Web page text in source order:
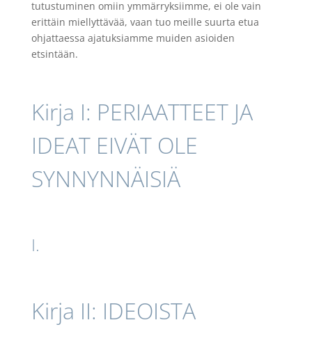
tutustuminen omiin ymmärryksiimme, ei ole vain
erittäin miellyttävää, vaan tuo meille suurta etua
ohjattaessa ajatuksiamme muiden asioiden
etsintään.
Kirja I: PERIAATTEET JA
IDEAT EIVÄT OLE
SYNNYNNÄISIÄ
I.
Kirja II: IDEOISTA